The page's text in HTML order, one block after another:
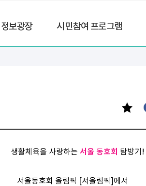
보광장 시민참여 프로그램
생활체육을 사랑하는 서울 동호회 탐방기!
서울동호회 올림픽 [서올림픽]에서